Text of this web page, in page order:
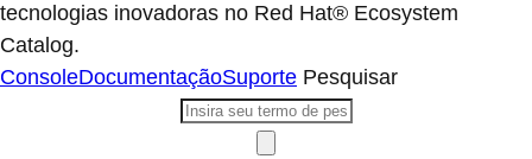
tecnologias inovadoras no Red Hat® Ecosystem
Catalog.
ConsoleDocumentaçãoSuporte Pesquisar